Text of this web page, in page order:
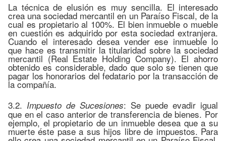
La técnica de elusión es muy sencilla. El interesado
crea una sociedad mercantil en un Paraíso Fiscal, de la
cual es propietario al 100%. El bien inmueble o mueble
en cuestión es adquirido por esta sociedad extranjera.
Cuando el interesado desea vender ese inmueble lo
que hace es transmitir la titularidad sobre la sociedad
mercantil (Real Estate Holding Company). El ahorro
obtenido es considerable, dado que solo se tienen que
pagar los honorarios del fedatario por la transacción de
la compañía.
3.2. Impuesto de Sucesiones: Se puede evadir igual
que en el caso anterior de transferencia de bienes. Por
ejemplo, el propietario de un inmueble desea que a su
muerte éste pase a sus hijos libre de impuestos. Para